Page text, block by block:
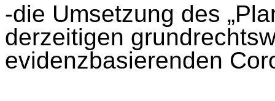
-die Umsetzung des
derzeitigen
evidenzbasierenden